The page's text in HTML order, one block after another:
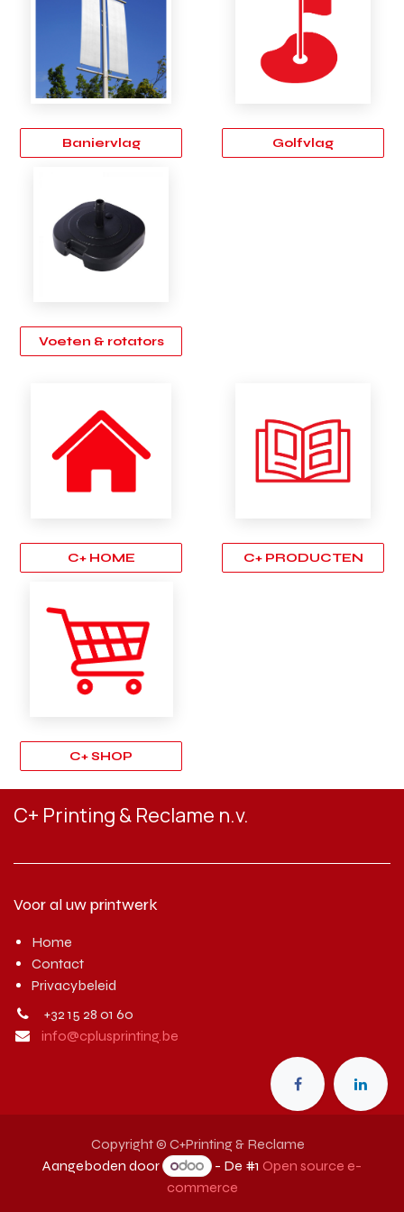
Baniervlag Golfvlag
Voeten & rotators
C+ HOME C+ PRODUCTEN
C+ SHOP
C+ Printing & Reclame n.v.
Voor al uw printwerk
Home
Contact
Privacybeleid
+32 15 28 01 60
info@cplusprinting.be
Copyright © C+Printing & Reclame
Aangeboden door
- De #1 Open source e-
commerce